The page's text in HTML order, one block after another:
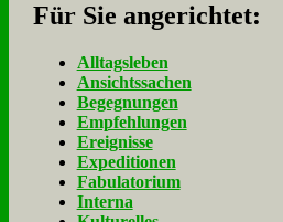
Für Sie an­ge­rich­tet:
Alltagsleben
Ansichtssachen
Begegnungen
Empfehlungen
Ereignisse
Expeditionen
Fabulatorium
Interna